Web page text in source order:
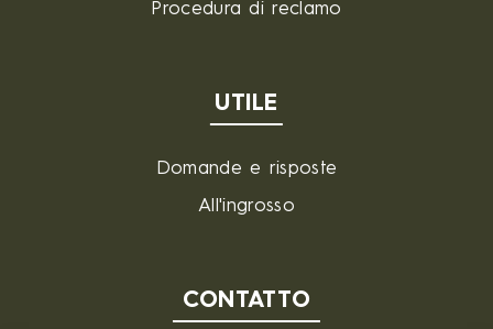
Procedura di reclamo
UTILE
Domande e risposte
All'ingrosso
CONTATTO